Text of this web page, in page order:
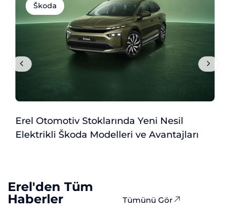
Škoda
Erel Otomotiv Stoklarında Yeni Nesil
Elektrikli Škoda Modelleri ve Avantajları
Erel'den Tüm
Haberler
Tümünü Gör